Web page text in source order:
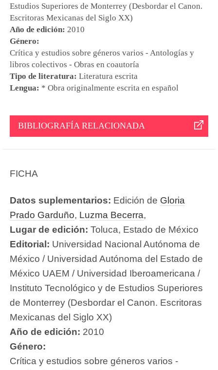
Estudios Superiores de Monterrey (Desbordar el Canon.
Escritoras Mexicanas del Siglo XX)
Año de edición: 2010
Género:
Crítica y estudios sobre géneros varios - Antologías y
libros colectivos - Obras en coautoría
Tipo de literatura: Literatura escrita
Lengua: * Obra originalmente escrita en español
BIBLIOGRAFÍA RELACIONADA
FICHA
Datos suplementarios: Edición de Gloria
Prado Garduño, Luzma Becerra,
Lugar de edición: Toluca, Estado de México
Editorial: Universidad Nacional Autónoma de
México / Universidad Autónoma del Estado de
México UAEM / Universidad Iberoamericana /
Instituto Tecnológico y de Estudios Superiores
de Monterrey (Desbordar el Canon. Escritoras
Mexicanas del Siglo XX)
Año de edición: 2010
Género:
Crítica y estudios sobre géneros varios -